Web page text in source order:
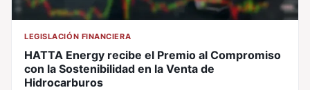
LEGISLACIÓN FINANCIERA
HATTA Energy recibe el Premio al Compromiso
con la Sostenibilidad en la Venta de
Hidrocarburos